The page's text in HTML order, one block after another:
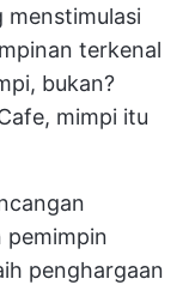
menstimulasi
terkenal
bukan?
mimpi itu
pemimpin
penghargaan